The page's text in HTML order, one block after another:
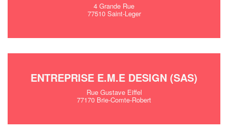
4 Grande Rue
77510 Saint-Leger
ENTREPRISE E.M.E DESIGN (SAS)
Rue Gustave Eiffel
77170 Brie-Comte-Robert